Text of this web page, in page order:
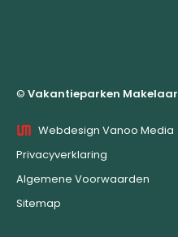
© Vakantieparken Makelaar
Webdesign Vanoo Media
Privacyverklaring
Algemene Voorwaarden
Sitemap